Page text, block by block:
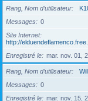
Rang, Nom d’utilisateur
Messages
0
Site Internet
http://
Enregistré le
mar. nov. 01,
Rang, Nom d’utilisateur
Messages
0
Enregistré le
mar. nov. 15,